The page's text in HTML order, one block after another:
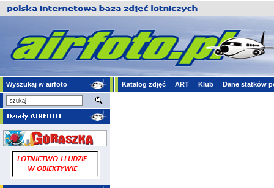
Wyszukaj w airfoto Katalog zdjęć ART Klub Dane statków